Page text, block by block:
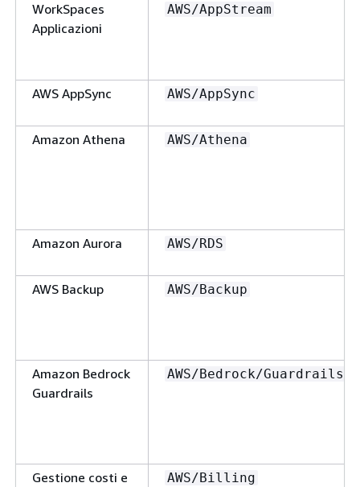
WorkSpaces
Applicazioni
AWS/AppStream
AWS AppSync AWS/AppSync
Amazon Athena AWS/Athena
Amazon Aurora AWS/RDS
AWS Backup AWS/Backup
Amazon Bedrock
Guardrails
AWS/Bedrock/Guardrails
Gestione costi e
AWS/Billing